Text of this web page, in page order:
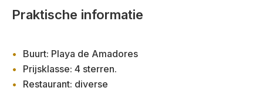
Praktische informatie
Buurt: Playa de Amadores
Prijsklasse: 4 sterren.
Restaurant: diverse